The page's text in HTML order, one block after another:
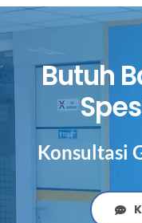
Butuh
Konsultasi